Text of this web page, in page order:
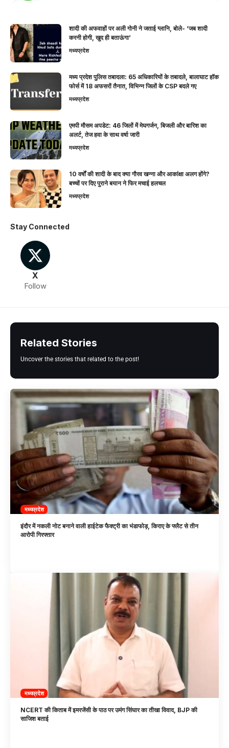
शादी की अफवाहों पर अली गोनी ने जताई ग्लानि, बोले- ‘जब शादी
करनी होगी, खुद ही बताऊंगा’
मध्यप्रदेश
मध्य प्रदेश पुलिस तबादला: 65 अधिकारियों के तबादले, बालाघाट हॉक
फोर्स में 18 अफसरों तैनात, विभिन्न जिलों के CSP बदले गए
मध्यप्रदेश
एमपी मौसम अपडेट: 46 जिलों में मेघगर्जन, बिजली और बारिश का
अलर्ट, तेज हवा के साथ वर्षा जारी
मध्यप्रदेश
10 वर्षों की शादी के बाद क्या गौरव खन्ना और आकांक्षा अलग होंगे?
बच्चों पर दिए पुराने बयान ने फिर मचाई हलचल
मध्यप्रदेश
Stay Connected
X
Follow
Related Stories
Uncover the stories that related to the post!
मध्यप्रदेश
इंदौर में नकली नोट बनाने वाली हाईटेक फैक्ट्री का भंडाफोड़, किराए के फ्लैट से तीन
आरोपी गिरफ्तार
मध्यप्रदेश
NCERT की किताब में इमरजेंसी के पाठ पर उमंग सिंघार का तीखा विवाद, BJP की
साजिश बताई